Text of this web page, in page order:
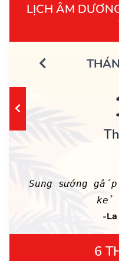
LỊCH ÂM
Sung sướng
kẻ
-
6